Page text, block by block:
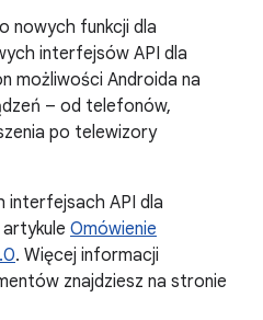
nowych funkcji dla
interfejsów API dla
możliwości Androida na
– od telefonów,
po telewizory
interfejsach API dla
Omówienie
. Więcej informacji
znajdziesz na stronie